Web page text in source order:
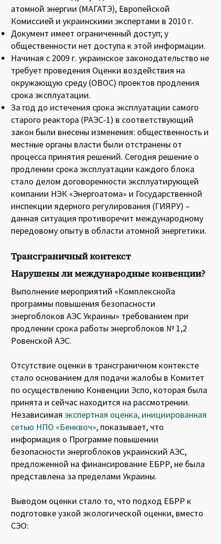
атомной энергии (МАГАТЭ), Европейской
Комиссией и украинскими экспертами в 2010 г.
Документ имеет ограниченный доступ; у
общественности нет доступа к этой информации.
Начиная с 2009 г. украинское законодательство не
требует проведения Оценки воздействия на
окружающую среду (ОВОС) проектов продления
срока эксплуатации.
За год до истечения срока эксплуатации самого
старого реактора (РАЭС-1) в соответствующий
закон были внесены изменения: общественность и
местные органы власти были отстранены от
процесса принятия решений. Сегодня решение о
продлении срока эксплуатации каждого блока
стало делом договоренности эксплуатирующей
компании НЭК «Энергоатома» и Государственной
инспекции ядерного регулирования (ГИЯРУ) –
данная ситуация противоречит международному
передовому опыту в области атомной энергетики.
Трансграничный контекст
Нарушены ли международные конвенции?
Выполнение мероприятий «Комплекснойа
программы повышения безопасности
энергоблоков АЭС Украины» требованием при
продлении срока работы энергоблоков № 1,2
Ровенской АЭС.
Отсутствие оценки в трансграничном контексте
стало основанием для подачи жалобы в Комитет
по осуществлению Конвенции Эспо, которая была
принята и сейчас находится на рассмотрении.
Независимаяэкспертная оценка, инициированная
сетью НПО «Бенквоч», показывает, что
информация о Программе повышении
безопасности энергоблоков украинский АЭС,
предложенной на финансирование ЕБРР, не была
представлена за пределами Украины.
Выводом оценки стало то, что подход ЕБРР к
подготовке узкой экологической оценки, вместо
СЭО: